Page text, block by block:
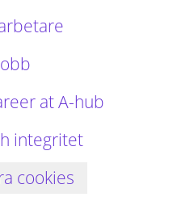
at A-hub
integritet
cookies